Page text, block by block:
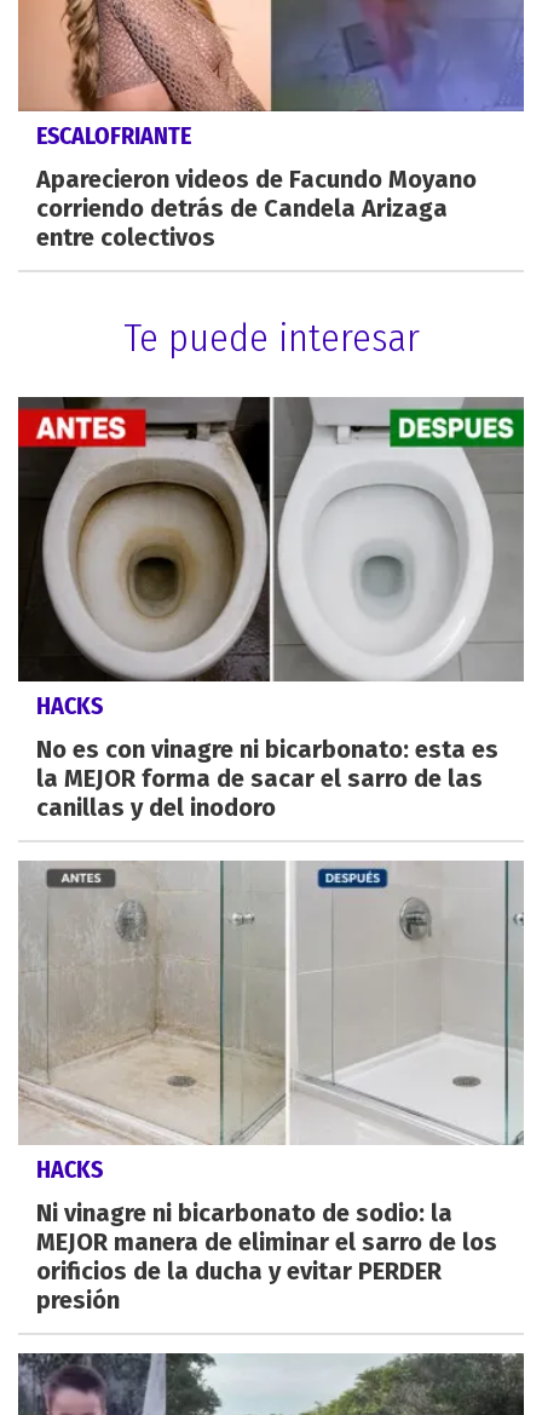
ESCALOFRIANTE
Aparecieron videos de Facundo Moyano
corriendo detrás de Candela Arizaga
entre colectivos
Te puede interesar
HACKS
No es con vinagre ni bicarbonato: esta es
la MEJOR forma de sacar el sarro de las
canillas y del inodoro
HACKS
Ni vinagre ni bicarbonato de sodio: la
MEJOR manera de eliminar el sarro de los
orificios de la ducha y evitar PERDER
presión